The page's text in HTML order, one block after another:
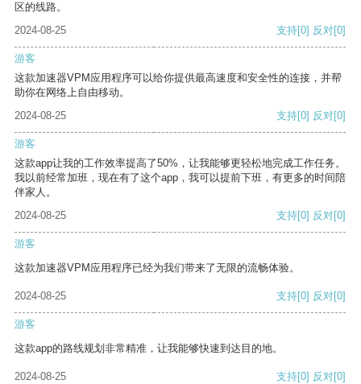
区的线路。
2024-08-25
支持[0] 反对[0]
游客
这款加速器VPM应用程序可以给你提供最高速度和安全性的连接，并帮
助你在网络上自由移动。
2024-08-25
支持[0] 反对[0]
游客
这款app让我的工作效率提高了50%，让我能够更轻松地完成工作任务。
我以前经常加班，现在有了这个app，我可以提前下班，有更多的时间陪
伴家人。
2024-08-25
支持[0] 反对[0]
游客
这款加速器VPM应用程序已经为我们带来了无限的流畅体验。
2024-08-25 支持[0] 反对[0]
游客
这款app的路线规划非常精准，让我能够快速到达目的地。
2024-08-25 支持[0] 反对[0]